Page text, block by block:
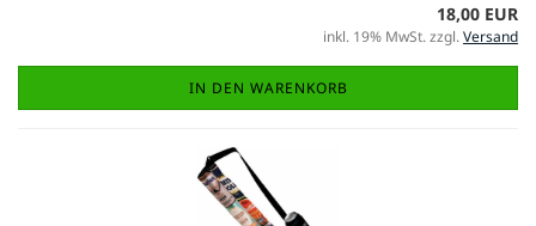
18,00 EUR
inkl. 19% MwSt. zzgl.Versand
IN DEN WARENKORB